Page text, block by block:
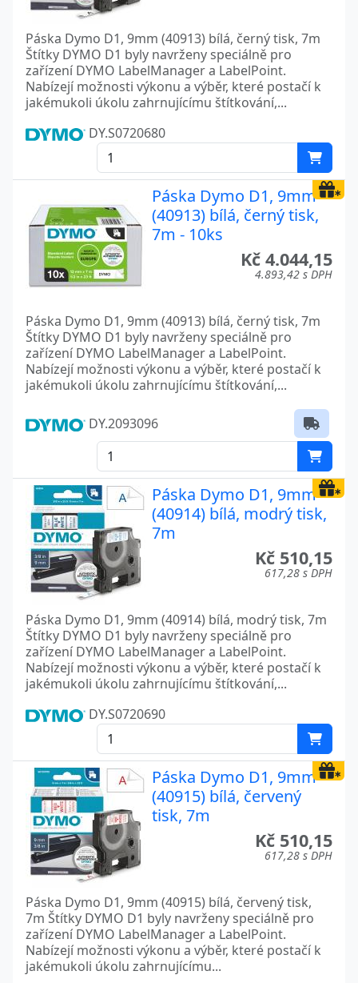
Páska Dymo D1, 9mm (40913) bílá, černý tisk, 7m
Štítky DYMO D1 byly navrženy speciálně pro
zařízení DYMO LabelManager a LabelPoint.
Nabízejí možnosti výkonu a výběr, které postačí k
jakémukoli úkolu zahrnujícímu štítkování,...
DY.S0720680
Páska Dymo D1, 9mm
(40913) bílá, černý tisk,
7m - 10ks
Kč 4.044,15
4.893,42 s DPH
Páska Dymo D1, 9mm (40913) bílá, černý tisk, 7m
Štítky DYMO D1 byly navrženy speciálně pro
zařízení DYMO LabelManager a LabelPoint.
Nabízejí možnosti výkonu a výběr, které postačí k
jakémukoli úkolu zahrnujícímu štítkování,...
DY.2093096
Páska Dymo D1, 9mm
(40914) bílá, modrý tisk,
7m
Kč 510,15
617,28 s DPH
Páska Dymo D1, 9mm (40914) bílá, modrý tisk, 7m
Štítky DYMO D1 byly navrženy speciálně pro
zařízení DYMO LabelManager a LabelPoint.
Nabízejí možnosti výkonu a výběr, které postačí k
jakémukoli úkolu zahrnujícímu štítkování,...
DY.S0720690
Páska Dymo D1, 9mm
(40915) bílá, červený
tisk, 7m
Kč 510,15
617,28 s DPH
Páska Dymo D1, 9mm (40915) bílá, červený tisk,
7m Štítky DYMO D1 byly navrženy speciálně pro
zařízení DYMO LabelManager a LabelPoint.
Nabízejí možnosti výkonu a výběr, které postačí k
jakémukoli úkolu zahrnujícímu...